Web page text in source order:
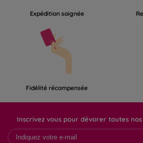
Expédition soignée
Fidélité récompensée
Inscrivez vous pour dévorer toutes